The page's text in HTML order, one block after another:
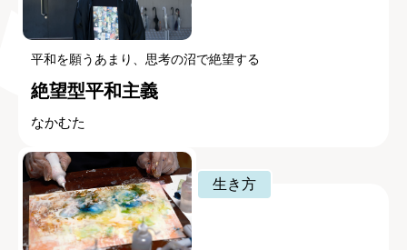
平和を願うあまり、思考の沼で絶望する
絶望型平和主義
なかむた
生き方